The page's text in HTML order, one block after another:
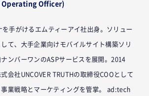
Operating Officer)
手がけるエムティーアイ社出身。ソリュー
て、大手企業向けモバイルサイト構築ソリ
ンバーワンのASPサービスを展開。2014
会社UNCOVER TRUTHの取締役COOとして
業戦略とマーケティングを管掌。 ad:tech